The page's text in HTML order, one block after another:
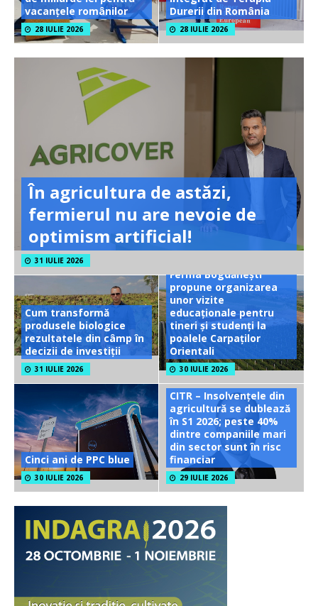
vacanțele românilor
28 IULIE 2026
Durerii din România
28 IULIE 2026
În agricultura de astăzi,
fermierul nu are nevoie de
optimism artificial!
31 IULIE 2026
Cum transformă
produsele biologice
rezultatele din câmp în
decizii de investiții
31 IULIE 2026
Ferma Bogdănești
propune organizarea
unor vizite
educaționale pentru
tineri și studenți la
poalele Carpaților
Orientali
30 IULIE 2026
Cinci ani de PPC blue
30 IULIE 2026
CITR – Insolvențele din
agricultură se dublează
în S1 2026; peste 40%
dintre companiile mari
din sector sunt în risc
financiar
29 IULIE 2026